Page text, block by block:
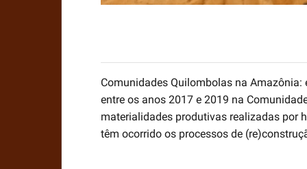
Comunidades Quilombolas na
entre os anos 2017 e 2019 na
materialidades produtivas realizadas por
têm ocorrido os processos de